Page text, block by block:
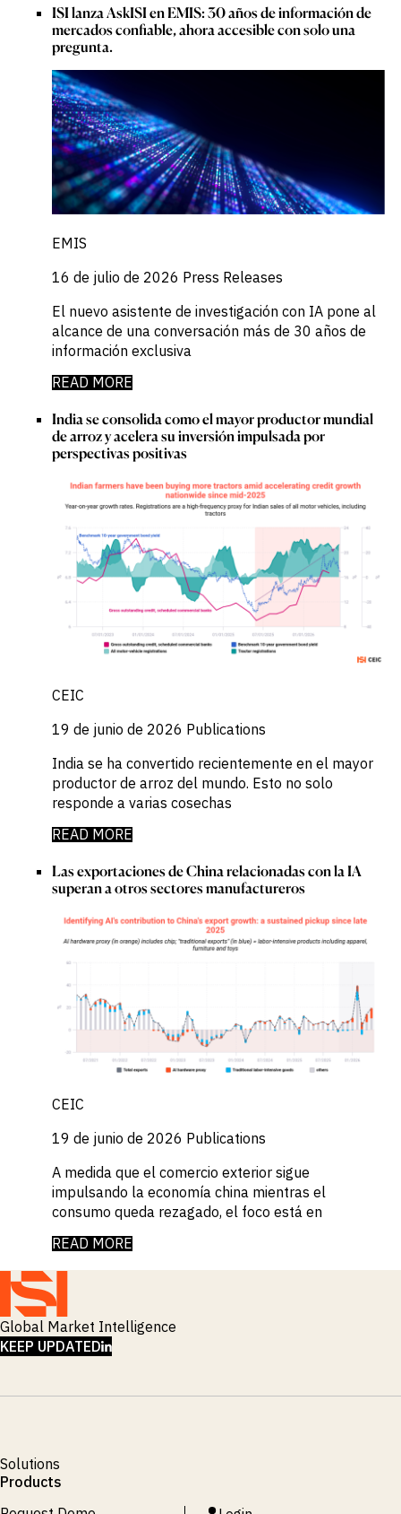
ISI lanza AskISI en EMIS: 30 años de información de
mercados confiable, ahora accesible con solo una
pregunta.
EMIS
16 de julio de 2026 Press Releases
El nuevo asistente de investigación con IA pone al
alcance de una conversación más de 30 años de
información exclusiva
READ MORE
India se consolida como el mayor productor mundial
de arroz y acelera su inversión impulsada por
perspectivas positivas
CEIC
19 de junio de 2026 Publications
India se ha convertido recientemente en el mayor
productor de arroz del mundo. Esto no solo
responde a varias cosechas
READ MORE
Las exportaciones de China relacionadas con la IA
superan a otros sectores manufactureros
CEIC
19 de junio de 2026 Publications
A medida que el comercio exterior sigue
impulsando la economía china mientras el
consumo queda rezagado, el foco está en
READ MORE
Global Market Intelligence
KEEP UPDATEDLINKEDIN
Solutions
Products